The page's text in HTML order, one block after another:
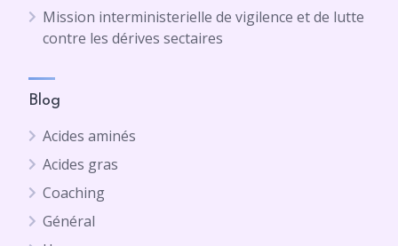
Mission interministerielle de vigilence et de lutte
contre les dérives sectaires
Blog
Acides aminés
Acides gras
Coaching
Général